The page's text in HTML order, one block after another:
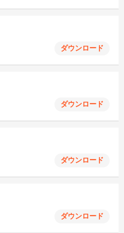
ダウンロード
ダウンロード
ダウンロード
ダウンロード